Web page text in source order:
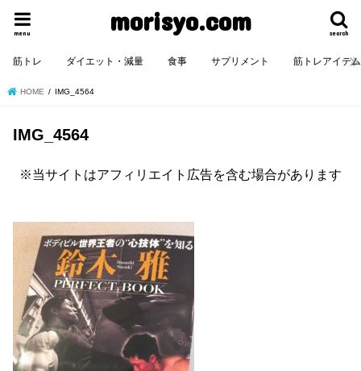
morisyo.com search
menu
筋トレ ダイエット・減量 食事 サプリメント 筋トレアイテム
HOME IMG_4564
IMG_4564
※当サイトはアフィリエイト広告を含む場合があります